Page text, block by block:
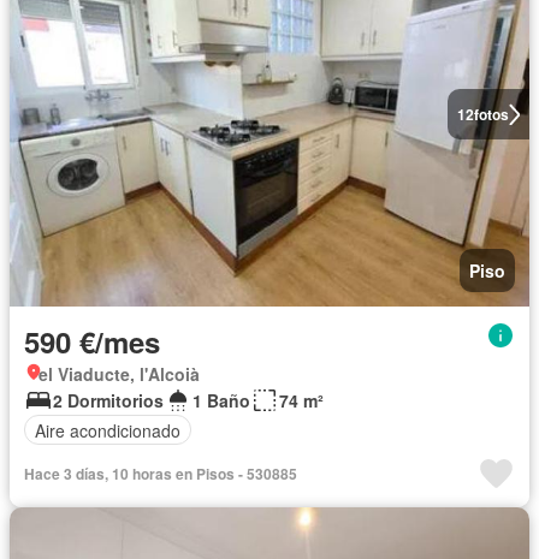
12fotos
Piso
590 €/mes
el Viaducte, l'Alcoià
2 Dormitorios
1 Baño
74 m²
Aire acondicionado
Hace 3 días, 10 horas en Pisos - 530885